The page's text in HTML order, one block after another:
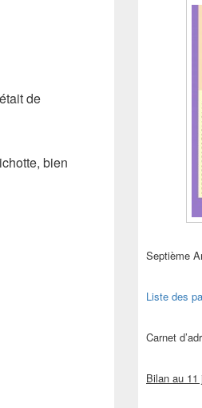
de
bien
Septième
Liste des
Carnet
Bilan au 11